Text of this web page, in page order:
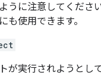
うに注意してくださ
も使用できます。
が実行されようとし